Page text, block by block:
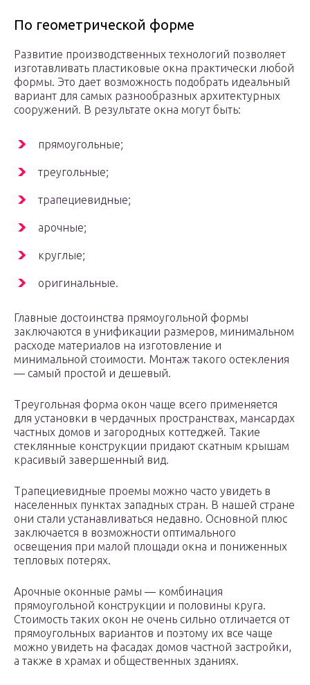
По геометрической форме
Развитие производственных технологий позволяет
изготавливать пластиковые окна практически любой
формы. Это дает возможность подобрать идеальный
вариант для самых разнообразных архитектурных
сооружений. В результате окна могут быть:
прямоугольные;
треугольные;
трапециевидные;
арочные;
круглые;
оригинальные.
Главные достоинства прямоугольной формы
заключаются в унификации размеров, минимальном
расходе материалов на изготовление и
минимальной стоимости. Монтаж такого остекления
— самый простой и дешевый.
Треугольная форма окон чаще всего применяется
для установки в чердачных пространствах, мансардах
частных домов и загородных коттеджей. Такие
стеклянные конструкции придают скатным крышам
красивый завершенный вид.
Трапециевидные проемы можно часто увидеть в
населенных пунктах западных стран. В нашей стране
они стали устанавливаться недавно. Основной плюс
заключается в возможности оптимального
освещения при малой площади окна и пониженных
тепловых потерях.
Арочные оконные рамы — комбинация
прямоугольной конструкции и половины круга.
Стоимость таких окон не очень сильно отличается от
прямоугольных вариантов и поэтому их все чаще
можно увидеть на фасадах домов частной застройки,
а также в храмах и общественных зданиях.